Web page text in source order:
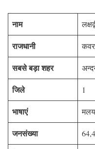
नाम
राजधानी
सबसे बड़ा शहर
जिले 1
भाषाएं
जनसंख्या